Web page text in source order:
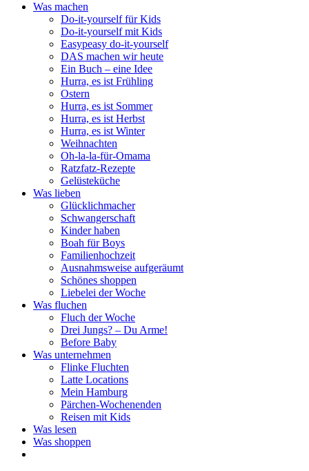
Was machen
Do-it-yourself für Kids
Do-it-yourself mit Kids
Easypeasy do-it-yourself
DAS machen wir heute
Ein Buch – eine Idee
Hurra, es ist Frühling
Ostern
Hurra, es ist Sommer
Hurra, es ist Herbst
Hurra, es ist Winter
Weihnachten
Oh-la-la-für-Omama
Ratzfatz-Rezepte
Gelüsteküche
Was lieben
Glücklichmacher
Schwangerschaft
Kinder haben
Boah für Boys
Familienhochzeit
Ausnahmsweise aufgeräumt
Schönes shoppen
Liebelei der Woche
Was fluchen
Fluch der Woche
Drei Jungs? – Du Arme!
Before Baby
Was unternehmen
Flinke Fluchten
Latte Locations
Mein Hamburg
Pärchen-Wochenenden
Reisen mit Kids
Was lesen
Was shoppen